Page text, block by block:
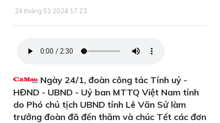
24 tháng 01 2024 17:23
Ngày 24/1, đoàn công tác Tỉnh uỷ -
HĐND - UBND - Uỷ ban MTTQ Việt Nam tỉnh
do Phó chủ tịch UBND tỉnh Lê Văn Sử làm
trưởng đoàn đã đến thăm và chúc Tết các đơn